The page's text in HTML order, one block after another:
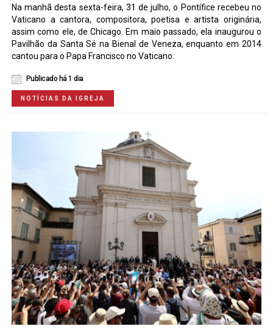
Na manhã desta sexta-feira, 31 de julho, o Pontífice recebeu no
Vaticano a cantora, compositora, poetisa e artista originária,
assim como ele, de Chicago. Em maio passado, ela inaugurou o
Pavilhão da Santa Sé na Bienal de Veneza, enquanto em 2014
cantou para o Papa Francisco no Vaticano.
Publicado há 1 dia
NOTÍCIAS DA IGREJA